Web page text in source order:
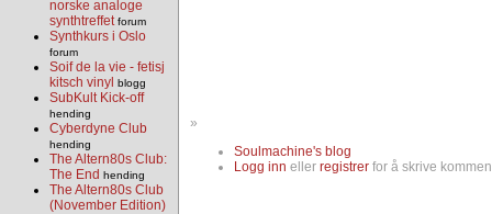
norske analoge
synthtreffet forum
Synthkurs i Oslo
forum
Soif de la vie - fetisj
kitsch vinyl
blogg
SubKult Kick-off
hending
Cyberdyne Club
hending
The Altern80s Club:
The End hending
The Altern80s Club
(November Edition)
»
Soulmachine's blog
Logg inn eller registrer for å skrive